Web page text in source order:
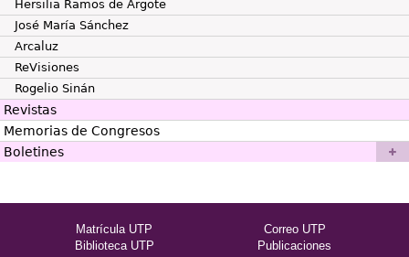
Hersilia Ramos de Argote
José María Sánchez
Arcaluz
ReVisiones
Rogelio Sinán
Revistas
Memorias de Congresos
Boletines
Matrícula UTP
Correo UTP
Biblioteca UTP
Publicaciones